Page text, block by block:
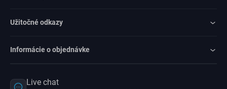
Užitočné odkazy
Informácie o objednávke
Live chat